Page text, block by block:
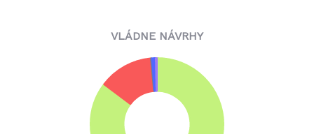
VLÁDNE NÁVRHY